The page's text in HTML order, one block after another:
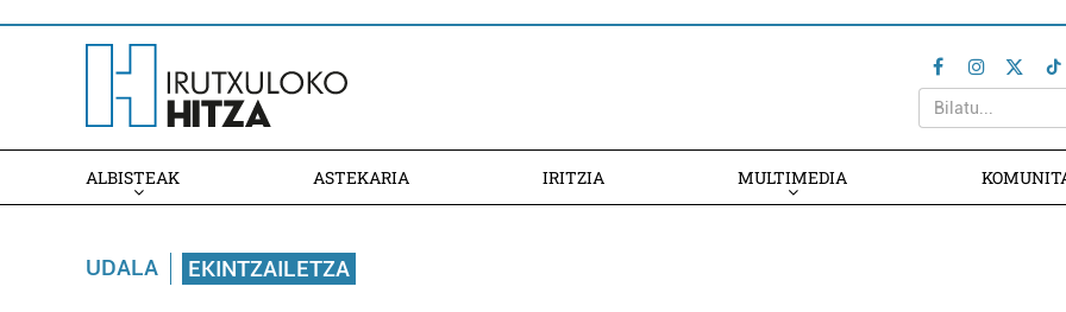
ALBISTEAK ASTEKARIA IRITZIA MULTIMEDIA
UDALA EKINTZAILETZA